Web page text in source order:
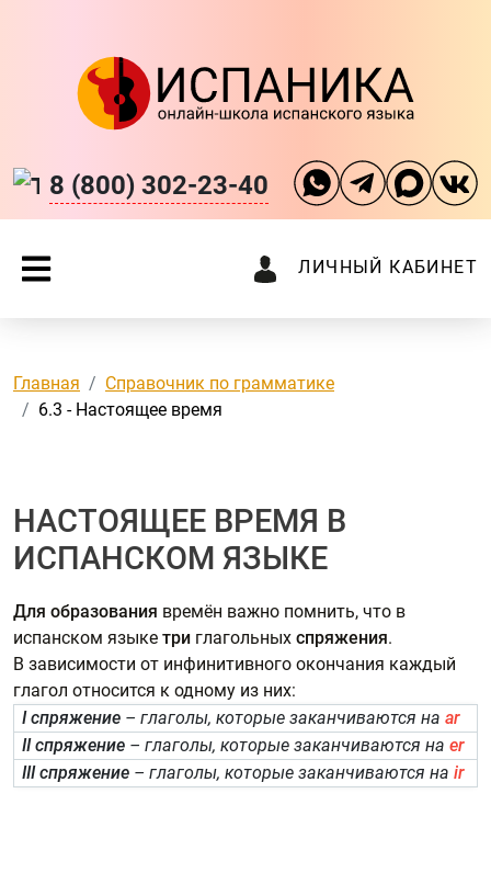
8 (800) 302-23-40
ЛИЧНЫЙ КАБИНЕТ
Главная
Справочник по грамматике
6.3 - Настоящее время
НАСТОЯЩЕЕ ВРЕМЯ В
ИСПАНСКОМ ЯЗЫКЕ
Для образования времён важно помнить, что в
испанском языке три глагольных спряжения.
В зависимости от инфинитивного окончания каждый
глагол относится к одному из них:
I спряжение – глаголы, которые заканчиваются наar
II спряжение – глаголы, которые заканчиваются наer
III спряжение – глаголы, которые заканчиваются наir